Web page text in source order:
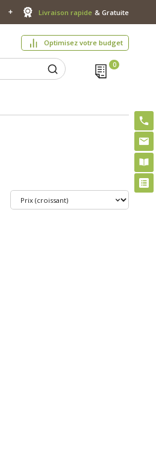
Livraison rapide & Gratuite
Optimisez votre budget